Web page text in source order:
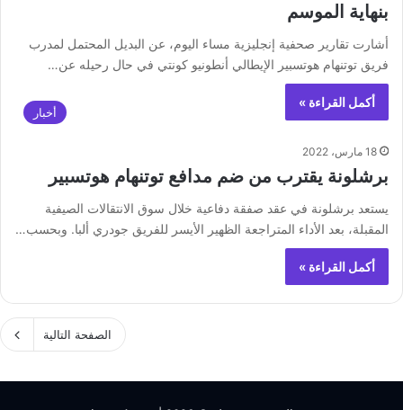
بنهاية الموسم
‏أشارت تقارير صحفية إنجليزية مساء اليوم، عن البديل المحتمل لمدرب
فريق توتنهام هوتسبير الإيطالي أنطونيو كونتي في حال رحيله عن…
أكمل القراءة »
أخبار
18 مارس، 2022
برشلونة يقترب من ضم مدافع توتنهام هوتسبير
يستعد برشلونة في عقد صفقة دفاعية خلال سوق الانتقالات الصيفية
المقبلة، بعد الأداء المتراجعة الظهير الأيسر للفريق جودري ألبا. وبحسب…
أكمل القراءة »
الصفحة التالية